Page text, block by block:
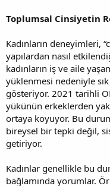
Toplumsal Cinsiyetin
Kadınların deneyimleri,
yapılardan nasıl
kadınların iş ve aile
yüklenmesi nedeniyle
gösteriyor. 2021 tarihli
yükünün erkeklerden
ortaya koyuyor. Bu
bireysel bir tepki değil,
getiriyor.
Kadınlar genellikle bu
bağlamında yorumlar.